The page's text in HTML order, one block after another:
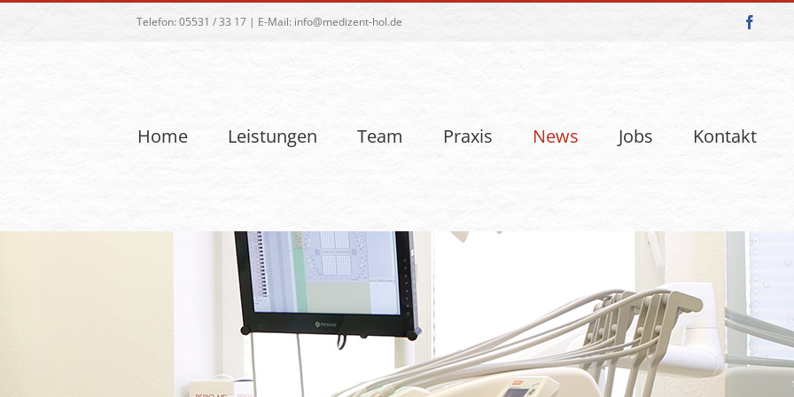
Telefon: 05531 / 33 17 | E-Mail: info@medizent-hol.de
Home Leistungen Team Praxis News Jobs Kontakt